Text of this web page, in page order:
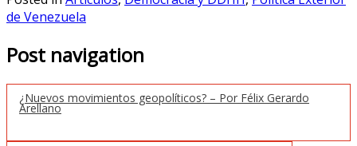
de Venezuela
Post navigation
¿Nuevos movimientos geopolíticos? – Por Félix Gerardo
Arellano